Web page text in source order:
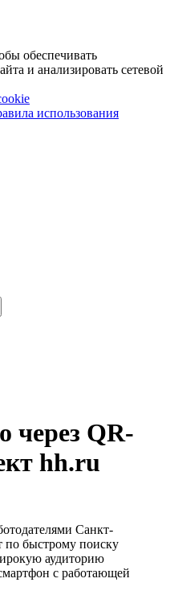
обеспечивать
и анализировать сетевой
использования
через QR-
hh.ru
Санкт-
по быстрому поиску
аудиторию
с работающей